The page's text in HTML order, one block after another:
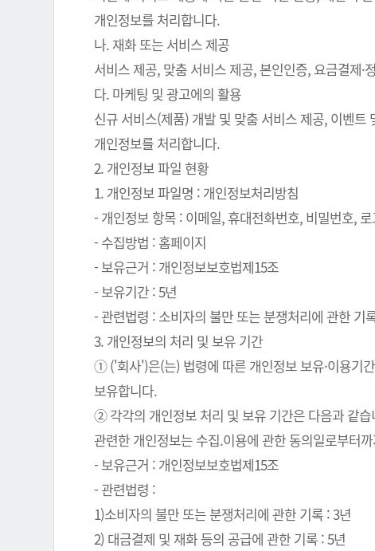
개인정보를 처리합니다.
나. 재화 또는 서비스 제공
서비스 제공, 맞춤 서비스 제공, 본인인증, 요금결제
다. 마케팅 및 광고에의 활용
신규 서비스(제품) 개발 및 맞춤 서비스 제공, 이벤
개인정보를 처리합니다.
2. 개인정보 파일 현황
1. 개인정보 파일명 : 개인정보처리방침
- 개인정보 항목 : 이메일, 휴대전화번호, 비밀번호,
- 수집방법 : 홈페이지
- 보유근거 : 개인정보보호법제15조
- 보유기간 : 5년
- 관련법령 : 소비자의 불만 또는 분쟁처리에 관한 기
3. 개인정보의 처리 및 보유 기간
① ('회사')은(는) 법령에 따른 개인정보 보유·이용기
보유합니다.
② 각각의 개인정보 처리 및 보유 기간은 다음과 같습
관련한 개인정보는 수집.이용에 관한 동의일로부터
- 보유근거 : 개인정보보호법제15조
- 관련법령 :
1)소비자의 불만 또는 분쟁처리에 관한 기록 : 3년
2) 대금결제 및 재화 등의 공급에 관한 기록 : 5년